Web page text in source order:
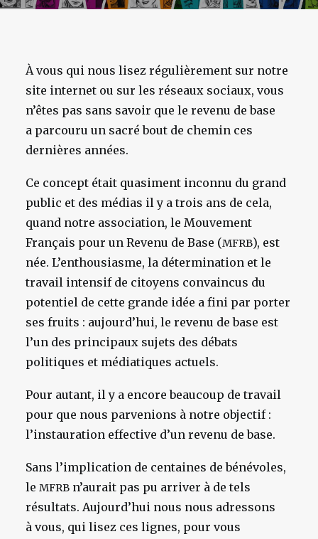
À vous qui nous lisez régulièrement sur notre
site internet ou sur les réseaux sociaux, vous
n’êtes pas sans savoir que le revenu de base
a parcouru un sacré bout de chemin ces
dernières années.
Ce concept était quasiment inconnu du grand
public et des médias il y a trois ans de cela,
quand notre association, le Mouvement
Français pour un Revenu de Base (MFRB), est
née. L’enthousiasme, la détermination et le
travail intensif de citoyens convaincus du
potentiel de cette grande idée a fini par porter
ses fruits : aujourd’hui, le revenu de base est
l’un des principaux sujets des débats
politiques et médiatiques actuels.
Pour autant, il y a encore beaucoup de travail
pour que nous parvenions à notre objectif :
l’instauration effective d’un revenu de base.
Sans l’implication de centaines de bénévoles,
le MFRB n’aurait pas pu arriver à de tels
résultats. Aujourd’hui nous nous adressons
à vous, qui lisez ces lignes, pour vous